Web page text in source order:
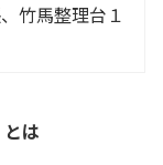
竹馬整理台１
は